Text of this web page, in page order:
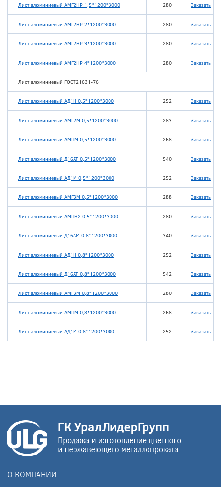
Лист алюминиевый АМГ2НР 1,5*1200*3000 280 Заказать
Лист алюминиевый АМГ2НР 2*1200*3000 280 Заказать
Лист алюминиевый АМГ2НР 3*1200*3000 280 Заказать
Лист алюминиевый АМГ2НР 4*1200*3000 280 Заказать
Лист алюминиевый ГОСТ21631-76
Лист алюминиевый АД1Н 0,5*1200*3000 252 Заказать
Лист алюминиевый АМГ2М 0,5*1200*3000 283 Заказать
Лист алюминиевый АМЦМ 0,5*1200*3000 268 Заказать
Лист алюминиевый Д16АТ 0,5*1200*3000 540 Заказать
Лист алюминиевый АД1М 0,5*1200*3000 252 Заказать
Лист алюминиевый АМГ3М 0,5*1200*3000 288 Заказать
Лист алюминиевый АМЦН2 0,5*1200*3000 280 Заказать
Лист алюминиевый Д16АМ 0,8*1200*3000 340 Заказать
Лист алюминиевый АД1Н 0,8*1200*3000 252 Заказать
Лист алюминиевый Д16АТ 0,8*1200*3000 542 Заказать
Лист алюминиевый АМГ3М 0,8*1200*3000 280 Заказать
Лист алюминиевый АМЦМ 0,8*1200*3000 268 Заказать
Лист алюминиевый АД1М 0,8*1200*3000 252 Заказать
О КОМПАНИИ